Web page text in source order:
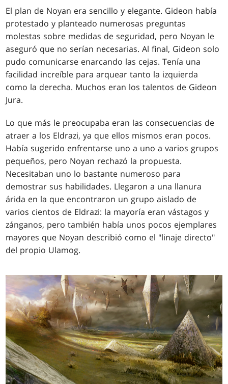
El plan de Noyan era sencillo y elegante. Gideon había
protestado y planteado numerosas preguntas
molestas sobre medidas de seguridad, pero Noyan le
aseguró que no serían necesarias. Al final, Gideon solo
pudo comunicarse enarcando las cejas. Tenía una
facilidad increíble para arquear tanto la izquierda
como la derecha. Muchos eran los talentos de Gideon
Jura.
Lo que más le preocupaba eran las consecuencias de
atraer a los Eldrazi, ya que ellos mismos eran pocos.
Había sugerido enfrentarse uno a uno a varios grupos
pequeños, pero Noyan rechazó la propuesta.
Necesitaban uno lo bastante numeroso para
demostrar sus habilidades. Llegaron a una llanura
árida en la que encontraron un grupo aislado de
varios cientos de Eldrazi: la mayoría eran vástagos y
zánganos, pero también había unos pocos ejemplares
mayores que Noyan describió como el "linaje directo"
del propio Ulamog.